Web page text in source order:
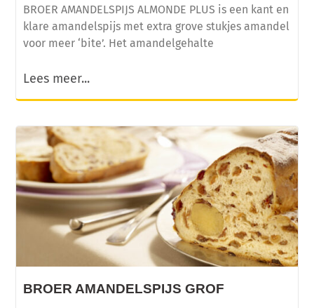
BROER AMANDELSPIJS ALMONDE PLUS is een kant en
klare amandelspijs met extra grove stukjes amandel
voor meer ‘bite’. Het amandelgehalte
Lees meer...
BROER AMANDELSPIJS GROF